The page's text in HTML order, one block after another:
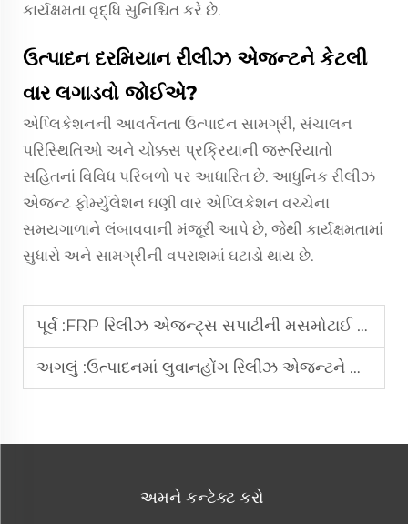
કાર્યક્ષમતા વૃદ્ધિ સુનિશ્ચિત કરે છે.
ઉત્પાદન દરમિયાન રીલીઝ એજન્ટને કેટલી
વાર લગાડવો જોઈએ?
એપ્લિકેશનની આવર્તનતા ઉત્પાદન સામગ્રી, સંચાલન
પરિસ્થિતિઓ અને ચોક્કસ પ્રક્રિયાની જરૂરિયાતો
સહિતનાં વિવિધ પરિબળો પર આધારિત છે. આધુનિક રીલીઝ
એજન્ટ ફોર્મ્યુલેશન ઘણી વાર એપ્લિકેશન વચ્ચેના
સમયગાળાને લંબાવવાની મંજૂરી આપે છે, જેથી કાર્યક્ષમતામાં
સુધારો અને સામગ્રીની વપરાશમાં ઘટાડો થાય છે.
પૂર્વ :FRP રિલીઝ એજન્ટ્સ સપાટીની મસમોટાઈ અને ચમક પર કેવી રીતે અસર કરે છે?
અગલું :ઉત્પાદનમાં લુવાનહોંગ રિલીઝ એજન્ટને શું અલગ બનાવે છે?
અમને કન્ટેક્ટ કરો